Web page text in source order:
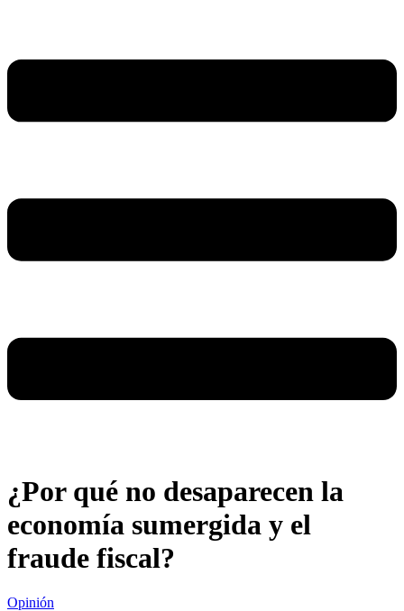
¿Por qué no desaparecen la
economía sumergida y el
fraude fiscal?
Opinión